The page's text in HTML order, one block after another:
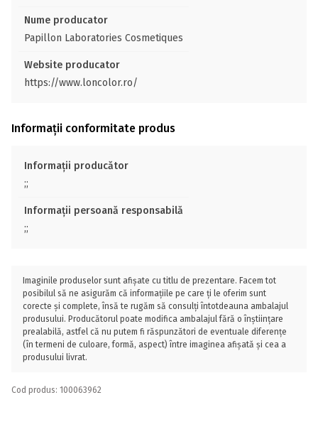
Nume producator
Papillon Laboratories Cosmetiques
Website producator
https://www.loncolor.ro/
Informații conformitate produs
Informații producător
;;
Informații persoană responsabilă
;;
Imaginile produselor sunt afișate cu titlu de prezentare. Facem tot
posibilul să ne asigurăm că informațiile pe care ți le oferim sunt
corecte și complete, însă te rugăm să consulți întotdeauna ambalajul
produsului. Producătorul poate modifica ambalajul fără o înștiințare
prealabilă, astfel că nu putem fi răspunzători de eventuale diferențe
(în termeni de culoare, formă, aspect) între imaginea afișată și cea a
produsului livrat.
Cod produs: 100063962